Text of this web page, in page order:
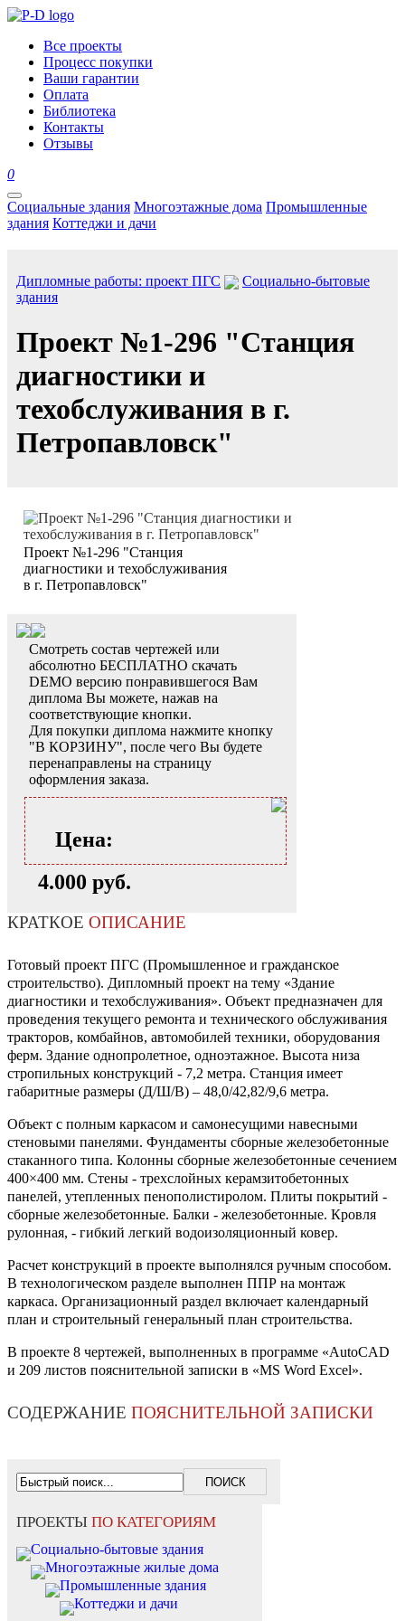
Все проекты
Процесс покупки
Ваши гарантии
Оплата
Библиотека
Контакты
Отзывы
0
Социальные здания Многоэтажные дома Промышленные
здания Коттеджи и дачи
Дипломные работы: проект ПГС
Социально-бытовые
здания
Проект №1-296 "Станция
диагностики и
техобслуживания в г.
Петропавловск"
Проект №1-296 "Станция
диагностики и техобслуживания
в г. Петропавловск"
Смотреть состав чертежей или
абсолютно БЕСПЛАТНО скачать
DEMO версию понравившегося Вам
диплома Вы можете, нажав на
соответствующие кнопки.
Для покупки диплома нажмите кнопку
"В КОРЗИНУ", после чего Вы будете
перенаправлены на страницу
оформления заказа.
Цена:
4.000 руб.
КРАТКОЕ ОПИСАНИЕ
Готовый проект ПГС (Промышленное и гражданское
строительство). Дипломный проект на тему «Здание
диагностики и техобслуживания». Объект предназначен для
проведения текущего ремонта и технического обслуживания
тракторов, комбайнов, автомобилей техники, оборудования
ферм. Здание однопролетное, одноэтажное. Высота низа
стропильных конструкций - 7,2 метра. Станция имеет
габаритные размеры (Д/Ш/В) – 48,0/42,82/9,6 метра.
Объект с полным каркасом и самонесущими навесными
стеновыми панелями. Фундаменты сборные железобетонные
стаканного типа. Колонны сборные железобетонные сечением
400×400 мм. Стены - трехслойных керамзитобетонных
панелей, утепленных пенополистиролом. Плиты покрытий -
сборные железобетонные. Балки - железобетонные. Кровля
рулонная, - гибкий легкий водоизоляционный ковер.
Расчет конструкций в проекте выполнялся ручным способом.
В технологическом разделе выполнен ППР на монтаж
каркаса. Организационный раздел включает календарный
план и строительный генеральный план строительства.
В проекте 8 чертежей, выполненных в программе «AutoCAD
и 209 листов пояснительной записки в «MS Word Excel».
СОДЕРЖАНИЕ ПОЯСНИТЕЛЬНОЙ ЗАПИСКИ
ПРОЕКТЫ ПО КАТЕГОРИЯМ
Социально-бытовые здания
Многоэтажные жилые дома
Промышленные здания
Коттеджи и дачи